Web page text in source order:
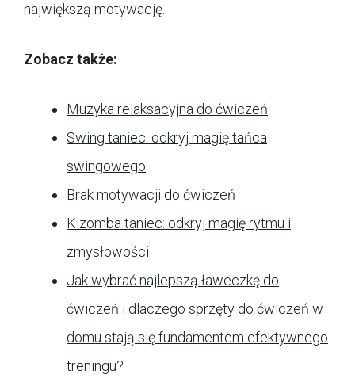
największą motywację.
Zobacz także:
Muzyka relaksacyjna do ćwiczeń
Swing taniec: odkryj magię tańca
swingowego
Brak motywacji do ćwiczeń
Kizomba taniec: odkryj magię rytmu i
zmysłowości
Jak wybrać najlepszą ławeczkę do
ćwiczeń i dlaczego sprzęty do ćwiczeń w
domu stają się fundamentem efektywnego
treningu?